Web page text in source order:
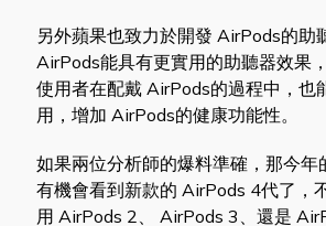
另外蘋果也致力於開發 AirPods的助
AirPods能具有更實用的助聽器效果
使用者在配戴 AirPods的過程中，也
用，增加 AirPods的健康功能性。
如果兩位分析師的爆料準確，那今年
有機會看到新款的 AirPods 4代了，
用 AirPods 2、 AirPods 3、還是